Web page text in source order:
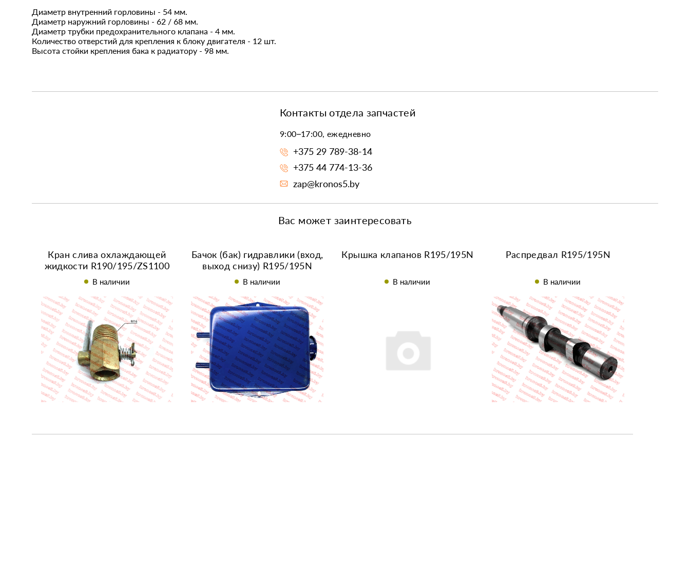
Диаметр внутренний горловины - 54 мм.
Диаметр наружний горловины - 62 / 68 мм.
Диаметр трубки предохранительного клапана - 4 мм.
Количество отверстий для крепления к блоку двигателя - 12 шт.
Высота стойки крепления бака к радиатору - 98 мм.
Контакты отдела запчастей
9:00–17:00, ежедневно
+375 29 789-38-14
+375 44 774-13-36
zap@kronos5.by
Вас может заинтересовать
Кран слива охлаждающей
жидкости R190/195/ZS1100
М16*1,5
В наличии
Бачок (бак) гидравлики (вход,
выход снизу) R195/195N
В наличии
Крышка клапанов R195/195N
В наличии
Распредвал R195/195N
В наличии